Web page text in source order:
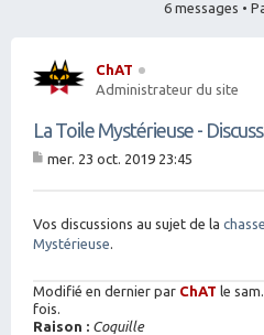
6 messages •
ChAT
Administrateur du site
La Toile Mystérieuse -
g
e
mer. 23 oct. 2019 23:45
Vos discussions au sujet de la
Mystérieuse.
Modifié en dernier par ChAT le
fois.
Raison : Coquille